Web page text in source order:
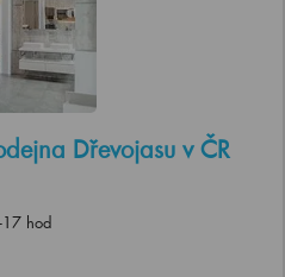
Dřevojasu v ČR
hod